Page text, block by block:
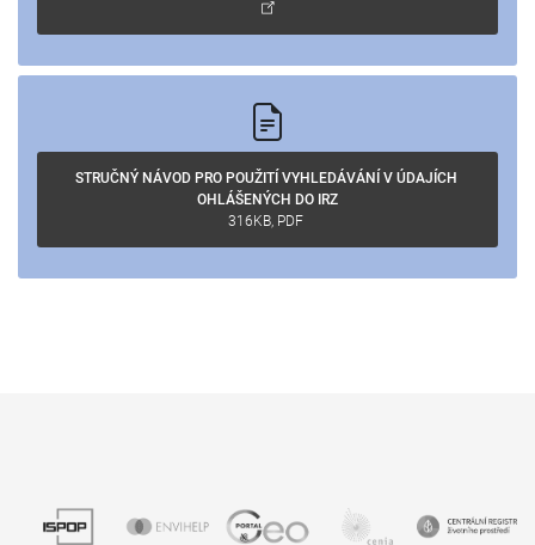
STRUČNÝ NÁVOD PRO POUŽITÍ VYHLEDÁVÁNÍ V ÚDAJÍCH
316KB, PDF